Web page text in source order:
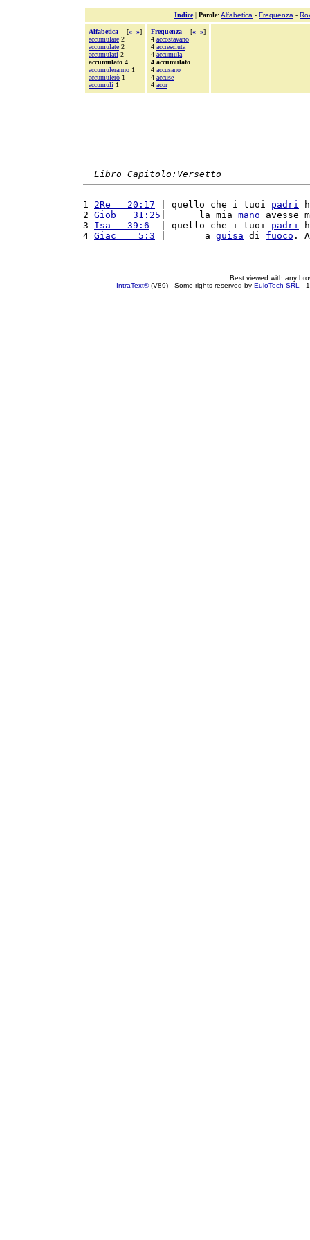
Indice| Parole: Alfabetica - Frequenza -
Alfabetica [« »]
accumulare 2
accumulate 2
accumulati 2
accumulato 4
accumuleranno 1
accumulerò 1
accumuli 1
Frequenza [« »]
4 accostavano
4 accresciuta
4 accumula
4 accumulato
4 accusano
4 accuse
4 acor
Libro Capitolo:Versetto
1 2Re   20:17 | quello che i tuoi padri
2 Giob   31:25 |      la mia mano avesse
3 Isa   39:6
  | quello che i tuoi
padri
4 Giac    5:3 |       a guisa di fuoco .
Best viewed with any
IntraText®(V89) - Some rights reserved by EuloTech SRL -